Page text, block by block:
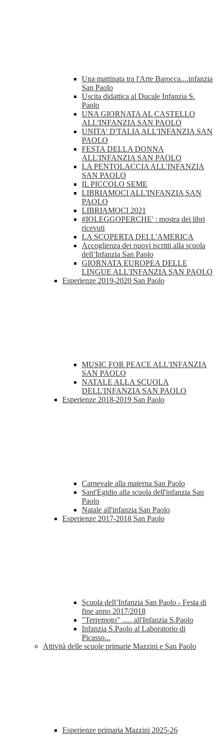
Una mattinata tra l'Arte Barocca....infanzia
San Paolo
Uscita didattica al Ducale Infanzia S.
Paolo
UNA GIORNATA AL CASTELLO
ALL'INFANZIA SAN PAOLO
UNITA' D'TALIA ALL'INFANZIA SAN
PAOLO
FESTA DELLA DONNA
ALL'INFANZIA SAN PAOLO
LA PENTOLACCIA ALL'INFANZIA
SAN PAOLO
IL PICCOLO SEME
LIBRIAMOCI ALL'INFANZIA SAN
PAOLO
LIBRIAMOCI 2021
#IOLEGGOPERCHE' : mostra dei libri
ricevuti
LA SCOPERTA DELL'AMERICA
Accoglienza dei nuovi iscritti alla scuola
dell’Infanzia San Paolo
GIORNATA EUROPEA DELLE
LINGUE ALL'INFANZIA SAN PAOLO
Esperienze 2019-2020 San Paolo
MUSIC FOR PEACE ALL'INFANZIA
SAN PAOLO
NATALE ALLA SCUOLA
DELL'INFANZIA SAN PAOLO
Esperienze 2018-2019 San Paolo
Carnevale alla materna San Paolo
Sant'Egidio alla scuola dell'infanzia San
Paolo
Natale all'infanzia San Paolo
Esperienze 2017-2018 San Paolo
Scuola dell’Infanzia San Paolo - Festa di
fine anno 2017/2018
"Terremoto" ..... all'Infanzia S.Paolo
Infanzia S.Paolo al Laboratorio di
Picasso...
Attività delle scuole primarie Mazzini e San Paolo
Esperienze primaria Mazzini 2025-26